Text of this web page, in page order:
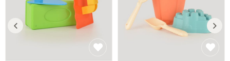
Bahçede, plajda, havuz kenarında ya da parklarda çocuklara
ve yetişkinlere saatlerce hareket ve eğlence sağlar. oyun
zamanını daha da eğlenceli hale getirir. Hem çocuklar hem
de yetişkinler için harika bir hediye alternatifi; aynı zamanda